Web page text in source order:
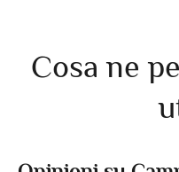
Cosa ne